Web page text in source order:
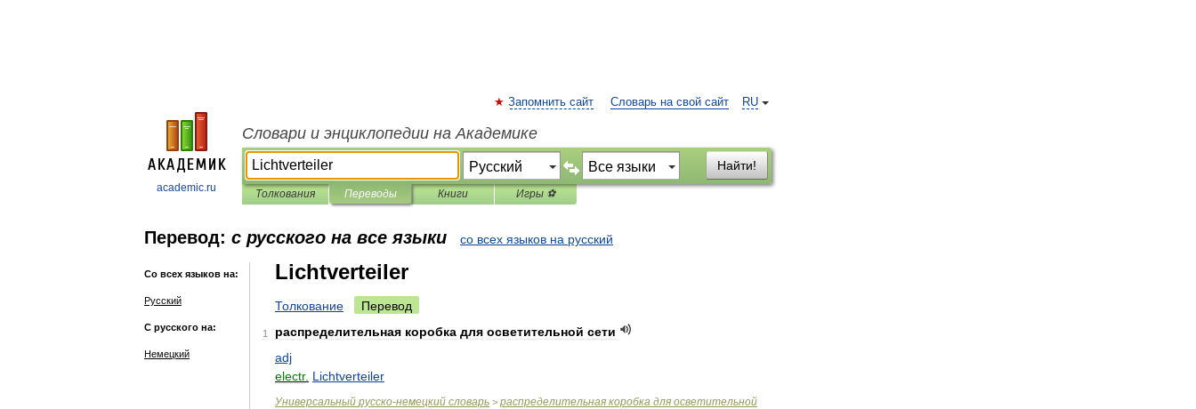
academic.ru
RU
Запомнить сайт Словарь на свой сайт
Словари и энциклопедии на Академике
Найти!
Толкования Переводы Книги Игры ⚽
Перевод: с русского на все языки со всех языков на русский
Со всех языков на:
Русский
С русского на:
Немецкий
Lichtverteiler
Толкование Перевод
1 распределительная коробка для осветительной сети
adj
electr. Lichtverteiler
Универсальный русско-немецкий словарь > распределительная коробка для осветительной